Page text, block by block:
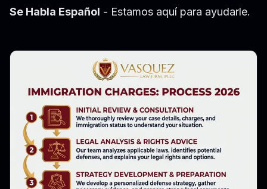
Se Habla Español - Estamos aquí para ayudarle.